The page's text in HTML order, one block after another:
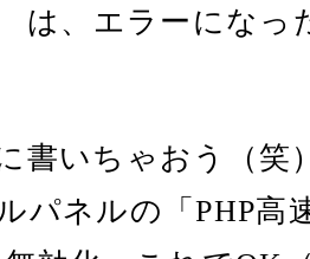
、エラーになっ
書いちゃおう（笑
パネルの「PHP高